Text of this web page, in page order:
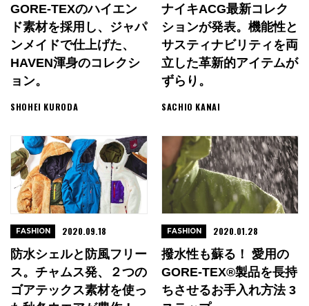
GORE-TEXのハイエン
ド素材を採用し、ジャパ
ンメイドで仕上げた、
HAVEN渾身のコレクシ
ョン。
SHOHEI KURODA
ナイキACG最新コレク
ションが発表。機能性と
サスティナビリティを両
立した革新的アイテムが
ずらり。
SACHIO KANAI
防水シェルと防風フリー
ス。チャムス発、２つの
ゴアテックス素材を使っ
FASHION 2020.09.18
撥水性も蘇る！ 愛用の
GORE-TEX®製品を長持
ちさせるお手入れ方法 3
FASHION 2020.01.28